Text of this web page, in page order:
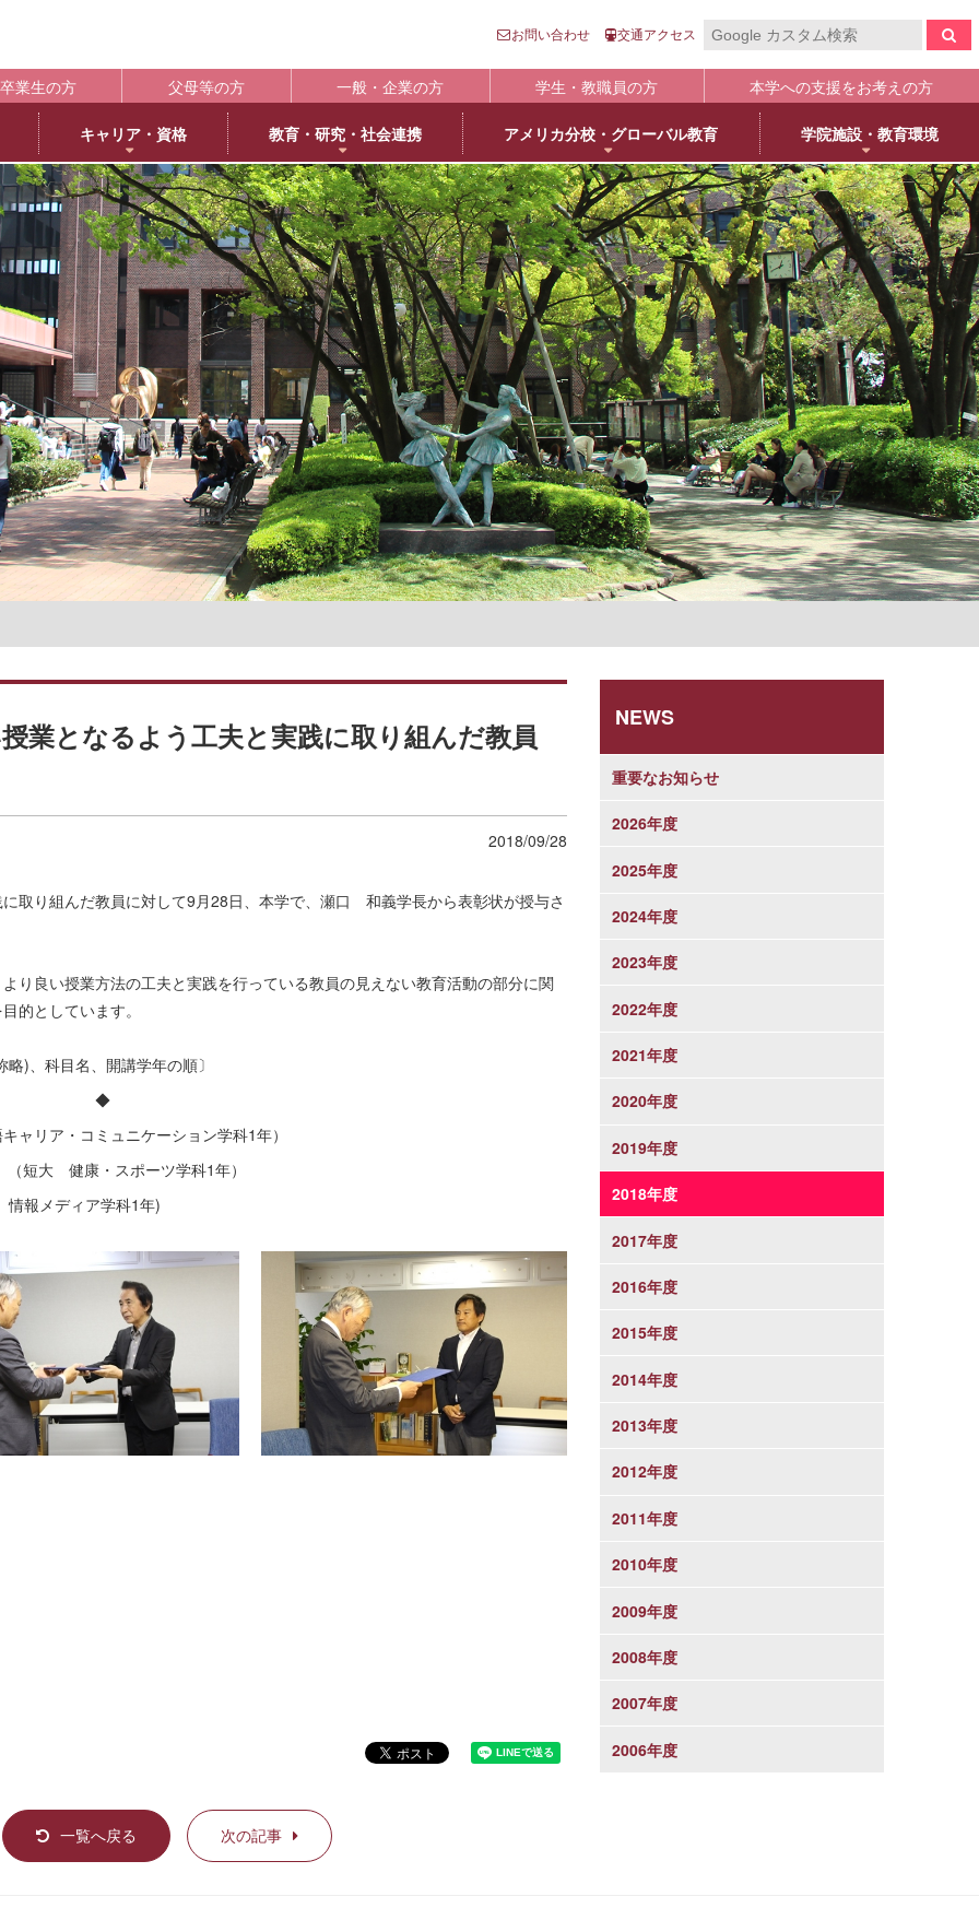
お問い合わせ 交通アクセス
卒業生の方 父母等の方 一般・企業の方 学生・教職員の方 本学への支援をお考えの方
キャンパス
交通アクセス
キャンパス紹介
内部質保証体制
大学評価
認証評価
自己点検・評価
大学情報の公表
IR（Institutional Research）情報
学校法人武庫川学院
武庫川学院創立80周年
高等教育の修学支援新制度について
共通教育
共通教育部
履修・成績
シラバス
履修便覧
成績評価
教員情報検索
教員一覧
名誉教授一覧
日本語日本文学専攻
英語英米文学専攻
臨床心理学専攻
臨床教育学専攻
生活環境学専攻
食物栄養学専攻
建築学専攻
景観建築学専攻
薬科学専攻
看護学専攻
学生支援の概要
褒賞制度
修学支援新制度
奨学金制度
学寮
下宿・ワンルームマンション（武庫女エンタープライズ）
オフィスアワー
アルバイト
キャンパスライフ
売店・本/食堂・カフェ
キャンパスカレンダー
学友会・委員会
クラブ・同好会
学内ボランティア団体
武庫女Style
学費等納付金
学則
キャリア・資格
資格取得
取得可能な資格
エクステンション講座
教員採用試験対策
編入
編入学について
大学院進学
大学院・専攻科入試ガイド
教育・研究・社会連携
ート
育成推進センター
イエンス・コモンズ
社会連携
社会連携推進センター
発達・臨床心理センター
子育てひろば
ブラウン・ライス・ウィーク
教育連携
MUKOJO ミライ☆ラボ
大学間教育研究連携
生涯学習
オープンカレッジ
大学院／専攻科紹介
科目等履修について
リカレント教育
MUKOnoa+
教員情報検索
アメリカ分校・グローバル教育
BLOG
教育学科アメリカ分校留学
薬学部アメリカ分校留学日記
国際センター
学院施設・教育環境
施設紹介
中央キャンパス
浜甲子園キャンパス
上甲子園キャンパス・甲子園会館
西宮北口キャンパス
武庫女ステーションキャンパス
北摂キャンパス・丹嶺学苑研修センター
アメリカ分校
業となるよう工夫と実践に取り組んだ教員
2018/09/28
取り組んだ教員に対して9月28日、本学で、瀬口 和義学長から表彰状が授与さ
り良い授業方法の工夫と実践を行っている教員の見えない教育活動の部分に関
的としています。
略)、科目名、開講学年の順〕
ア・コミュニケーション学科1年）
短大 健康・スポーツ学科1年）
報メディア学科1年)
一覧へ戻る 次の記事
NEWS
重要なお知らせ
2026年度
2025年度
2024年度
2023年度
2022年度
2021年度
2020年度
2019年度
2018年度
2017年度
2016年度
2015年度
2014年度
2013年度
2012年度
2011年度
2010年度
2009年度
2008年度
2007年度
2006年度